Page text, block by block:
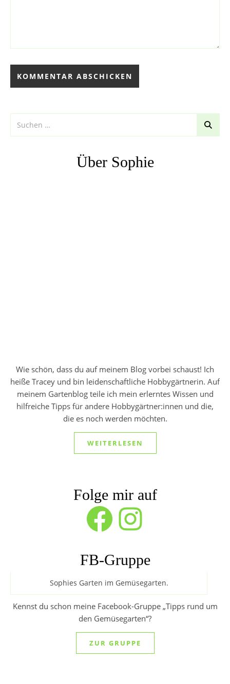
Über Sophie
Wie schön, dass du auf meinem Blog vorbei schaust! Ich
heiße Tracey und bin leidenschaftliche Hobbygärtnerin. Auf
meinem Gartenblog teile ich mein erlerntes Wissen und
hilfreiche Tipps für andere Hobbygärtner:innen und die,
die es noch werden möchten.
WEITERLESEN
Folge mir auf
Facebook Instagram
FB-Gruppe
Sophies Garten im Gemüsegarten.
Kennst du schon meine Facebook-Gruppe „Tipps rund um
den Gemüsegarten“?
ZUR GRUPPE